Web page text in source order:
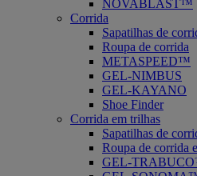
NOVABLAST™
Corrida
Sapatilhas de
Roupa de corrida
METASPEED™
GEL-NIMBUS
GEL-KAYANO
Shoe Finder
Corrida em trilhas
Sapatilhas de
Roupa de corrida
GEL-